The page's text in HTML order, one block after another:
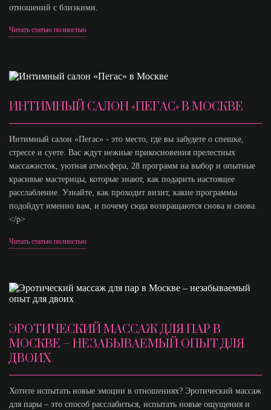
отношений с близкими.
Читать статью полностью
ИНТИМНЫЙ САЛОН «ПЕГАС» В МОСКВЕ
Интимный салон «Пегас» - это место, где вы забудете о спешке,
стрессе и суете. Вас ждут нежные прикосновения прелестных
массажисток, уютная атмосфера, 28 программ на выбор и опытные
красивые мастерицы, которые знают, как подарить настоящее
расслабление. Узнайте, как проходит визит, какие программы
подойдут именно вам, и почему сюда возвращаются снова и снова.
</p>
Читать статью полностью
ЭРОТИЧЕСКИЙ МАССАЖ ДЛЯ ПАР В
МОСКВЕ – НЕЗАБЫВАЕМЫЙ ОПЫТ ДЛЯ
ДВОИХ
Хотите испытать новые эмоции в отношениях? Эротический массаж
для пары – это способ расслабиться, испытать новые ощущения и